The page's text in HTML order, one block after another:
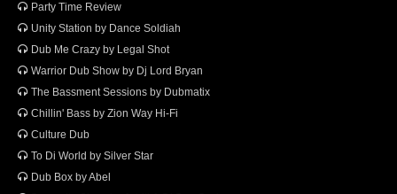
Party Time Review
Unity Station by Dance Soldiah
Dub Me Crazy by Legal Shot
Warrior Dub Show by Dj Lord Bryan
The Bassment Sessions by Dubmatix
Chillin' Bass by Zion Way Hi-Fi
Culture Dub
To Di World by Silver Star
Dub Box by Abel